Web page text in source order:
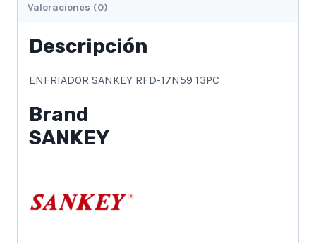
Valoraciones (0)
Descripción
ENFRIADOR SANKEY RFD-17N59 13PC
Brand
SANKEY